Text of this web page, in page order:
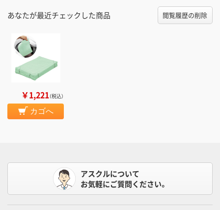
あなたが最近チェックした商品 閲覧履歴の削除
￥1,221（税込）
カゴへ
アスクルについて
お気軽にご質問ください。